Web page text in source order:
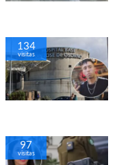
134
visitas
97
visitas